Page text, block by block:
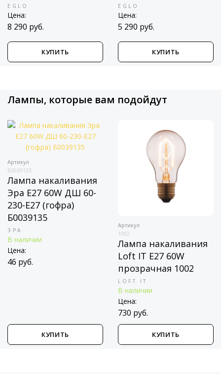
EGLO
Цена:
8 290 руб.
КУПИТЬ
EGLO
Цена:
5 290 руб.
КУПИТЬ
Лампы, которые вам подойдут
Артикул
Б0039135
Лампа накаливания
Эра E27 60W ДШ 60-
230-Е27 (гофра)
Б0039135
ЭРА
В наличии
Цена:
46 руб.
КУПИТЬ
Артикул
1002
Лампа накаливания
Loft IT E27 60W
прозрачная 1002
LOFT IT
В наличии
Цена:
730 руб.
КУПИТЬ